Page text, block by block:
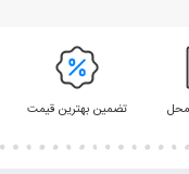
تضمین بهترین قیمت